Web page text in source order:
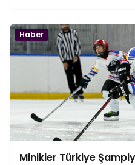
Haber
Minikler Türkiye